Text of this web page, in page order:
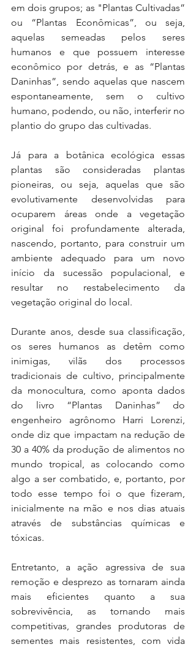
em dois grupos; as "Plantas Cultivadas”
ou “Plantas Econômicas”, ou seja,
aquelas semeadas pelos seres
humanos e que possuem interesse
econômico por detrás, e as “Plantas
Daninhas”, sendo aquelas que nascem
espontaneamente, sem o cultivo
humano, podendo, ou não, interferir no
plantio do grupo das cultivadas.
Já para a botânica ecológica essas
plantas são consideradas plantas
pioneiras, ou seja, aquelas que são
evolutivamente desenvolvidas para
ocuparem áreas onde a vegetação
original foi profundamente alterada,
nascendo, portanto, para construir um
ambiente adequado para um novo
início da sucessão populacional, e
resultar no restabelecimento da
vegetação original do local.
Durante anos, desde sua classificação,
os seres humanos as detêm como
inimigas, vilãs dos processos
tradicionais de cultivo, principalmente
da monocultura, como aponta dados
do livro “Plantas Daninhas” do
engenheiro agrônomo Harri Lorenzi,
onde diz que impactam na redução de
30 a 40% da produção de alimentos no
mundo tropical, as colocando como
algo a ser combatido, e, portanto, por
todo esse tempo foi o que fizeram,
inicialmente na mão e nos dias atuais
através de substâncias químicas e
tóxicas.
Entretanto, a ação agressiva de sua
remoção e desprezo as tornaram ainda
mais eficientes quanto a sua
sobrevivência, as tornando mais
competitivas, grandes produtoras de
sementes mais resistentes, com vida